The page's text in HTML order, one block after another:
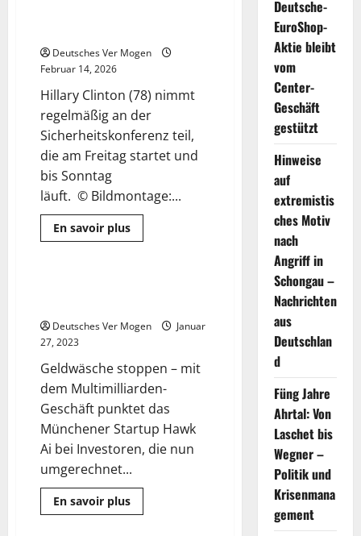
Deutsches Ver Mogen
Februar 14, 2026
Hillary Clinton (78) nimmt
regelmäßig an der
Sicherheitskonferenz teil,
die am Freitag startet und
bis Sonntag
läuft. © Bildmontage:...
En savoir plusMehr
Informationen
Sicherheitskonferenz
Geschäft
Deutsches Ver Mogen
Januar
27, 2023
Geldwäsche stoppen – mit
dem Multimilliarden-
Geschäft punktet das
Münchener Startup Hawk
Ai bei Investoren, die nun
umgerechnet...
En savoir plusMehr
Informationen
Deutsche-
EuroShop-
Aktie bleibt
vom
Center-
Geschäft
gestützt
Hinweise
auf
extremistis
ches Motiv
nach
Angriff in
Schongau –
Nachrichten
aus
Deutschlan
d
Füng Jahre
Ahrtal: Von
Laschet bis
Wegner –
Politik und
Krisenmana
gement